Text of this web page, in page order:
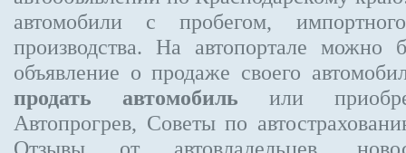
автомобили с пробегом,
производства. На автопортале можно
объявление о продаже своего
продать автомобиль или
Автопрогрев, Советы по
Отзывы от автовладельцев,